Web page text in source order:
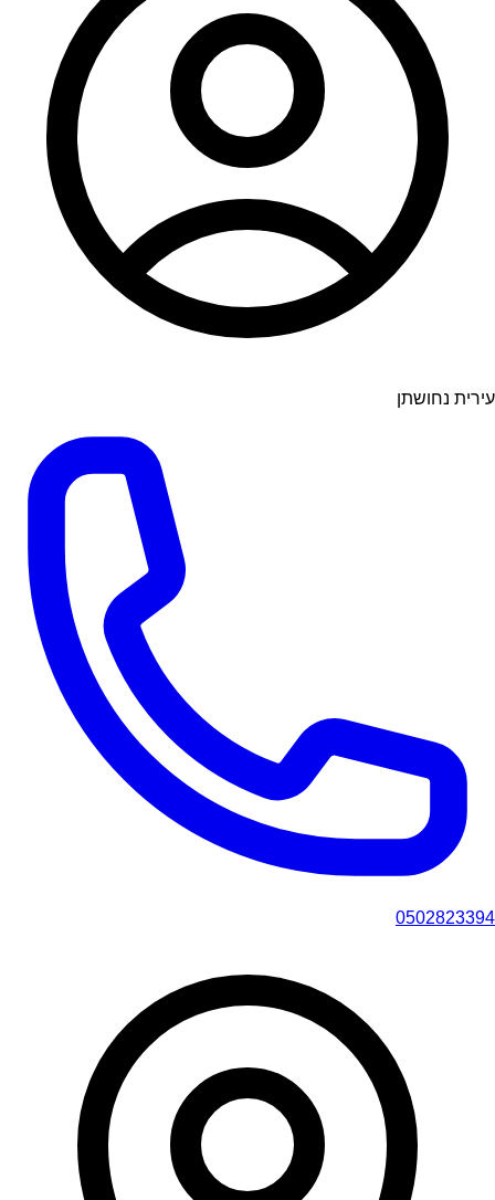
עירית נחושתן
0502823394